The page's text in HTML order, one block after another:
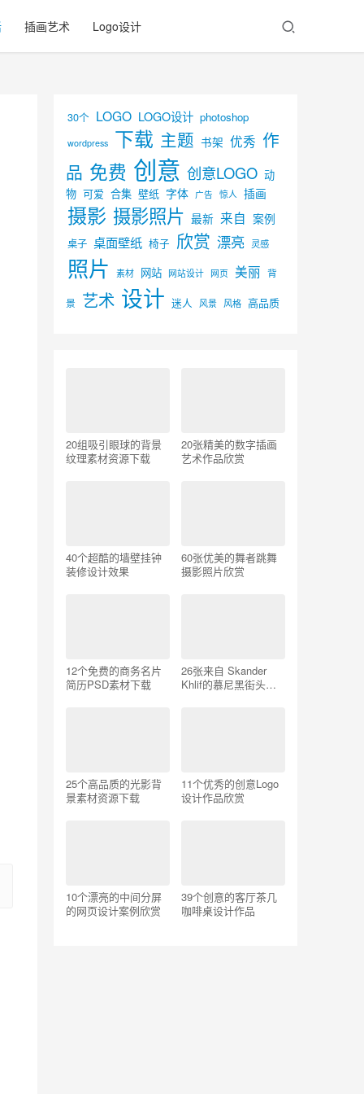
插画艺术 Logo设计
30个 LOGO LOGO设计 photoshop
wordpress 下载 主题 书架 优秀 作
品 免费 创意 创意LOGO 动
物 可爱 合集 壁纸 字体 广告 惊人 插画
摄影 摄影照片 最新 来自 案例
桌子 桌面壁纸 椅子 欣赏 漂亮 灵感
照片 素材 网站 网站设计 网页 美丽 背
景 艺术 设计 迷人 风景 风格 高品质
20组吸引眼球的背景
纹理素材资源下载
20张精美的数字插画
艺术作品欣赏
40个超酷的墙壁挂钟
装修设计效果
60张优美的舞者跳舞
摄影照片欣赏
12个免费的商务名片
简历PSD素材下载
26张来自 Skander
Khlif的慕尼黑街头摄
25个高品质的光影背
景素材资源下载
11个优秀的创意Logo
设计作品欣赏
10个漂亮的中间分屏
的网页设计案例欣赏
39个创意的客厅茶几
咖啡桌设计作品